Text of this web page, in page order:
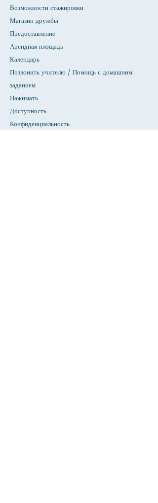
Возможности стажировки
Магазин дружбы
Предоставление
Арендная площадь
Календарь
Позвонить учителю / Помощь с домашним
заданием
Нажимать
Доступность
Конфиденциальность